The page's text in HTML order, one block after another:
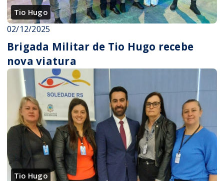
Tio Hugo
02/12/2025
Brigada Militar de Tio Hugo recebe
nova viatura
Tio Hugo